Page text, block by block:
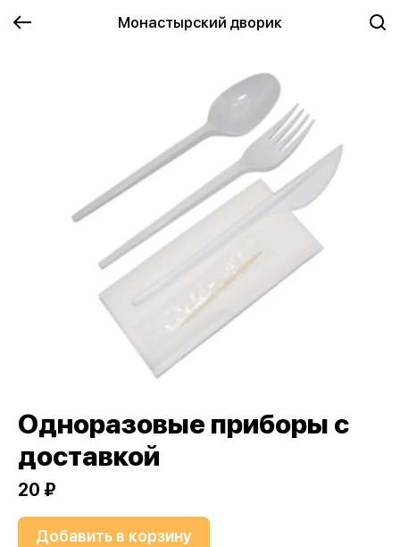
Монастырский дворик
Одноразовые приборы с
доставкой
20 ₽
Добавить в корзину